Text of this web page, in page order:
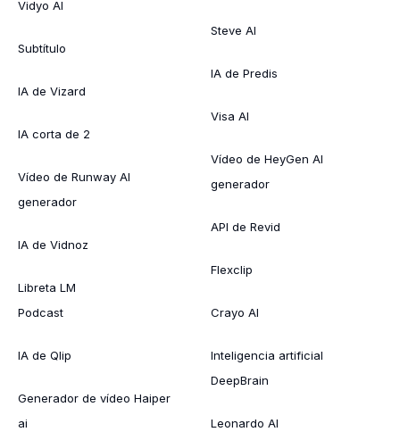
Vidyo AI
Subtítulo
IA de Vizard
IA corta de 2
Vídeo de Runway AI
generador
IA de Vidnoz
Libreta LM
Podcast
IA de Qlip
Generador de vídeo Haiper
ai
Steve AI
IA de Predis
Visa AI
Vídeo de HeyGen AI
generador
API de Revid
Flexclip
Crayo AI
Inteligencia artificial
DeepBrain
Leonardo AI